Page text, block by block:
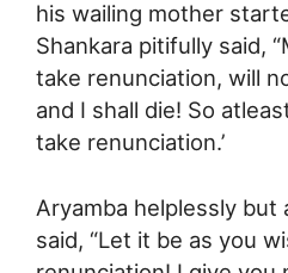
his wailing mother
Shankara pitifully said,
take renunciation, will
and I shall die! So
take renunciation.’
Aryamba helplessly but
said, “Let it be as you